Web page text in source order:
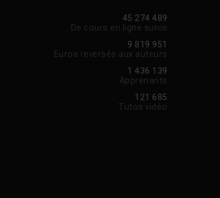
45 274 489
De cours en ligne suivis
9 819 951
Euros reversés aux auteurs
1 436 139
Apprenants
121 685
Tutos vidéo